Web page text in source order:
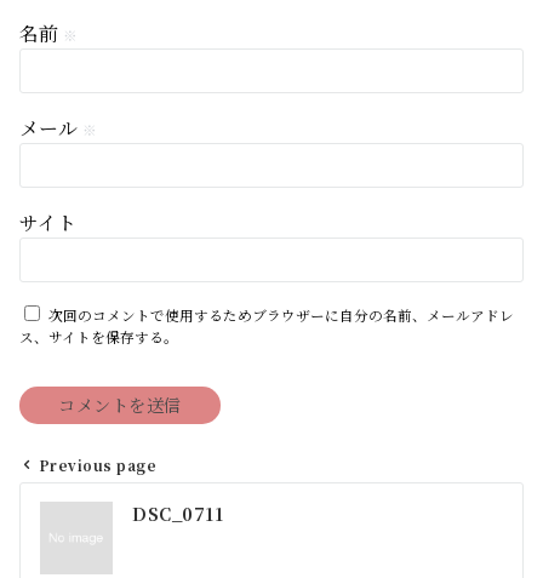
名前 ※
メール ※
サイト
次回のコメントで使用するためブラウザーに自分の名前、メールアドレ
ス、サイトを保存する。
投
Previous page
DSC_0711